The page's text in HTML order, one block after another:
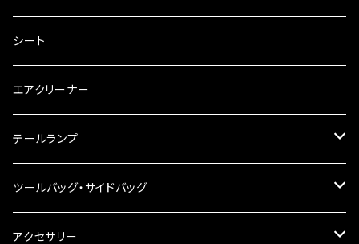
キャブレター
チェーン
工具類
バーハン
ハンドルパーツ
ハンドルスイッチ
その他
ハンドルポスト
ハンドルブレース
ステアリングダンパー
シート
エアクリーナー
テールランプ
ナンバー灯
ツールバッグ・サイドバッグ
ツールバッグ
アクセサリー